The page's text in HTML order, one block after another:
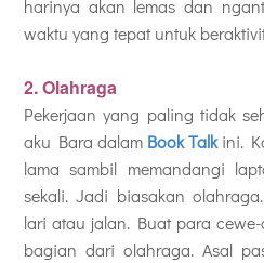
harinya akan lemas dan
waktu yang tepat untuk
2. Olahraga
Pekerjaan yang paling tidak
aku Bara dalam Book Talkini.
lama sambil memandangi
sekali. Jadi biasakan
lari atau jalan. Buat para
bagian dari olahraga. Asal